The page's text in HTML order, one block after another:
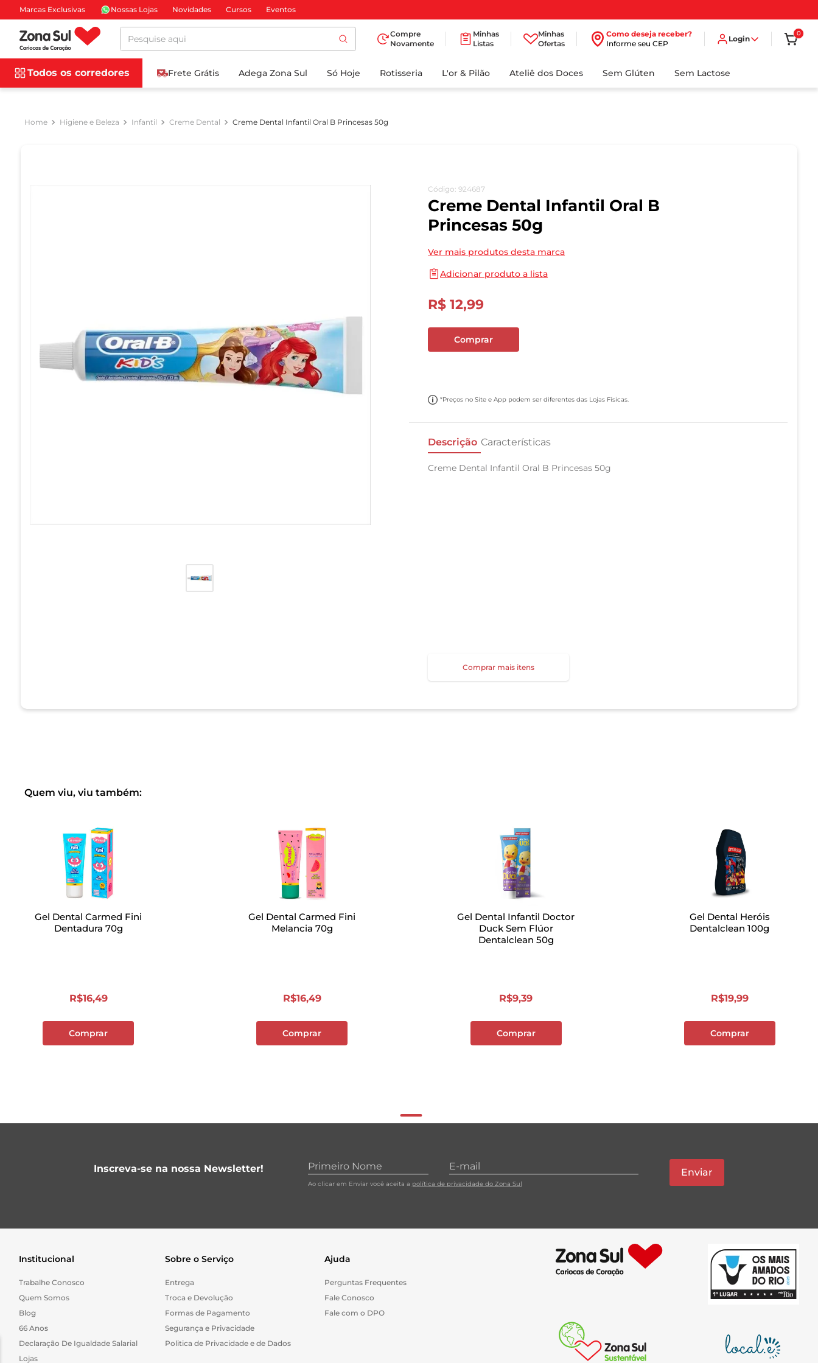
Marcas Exclusivas Nossas Lojas Novidades Cursos Eventos
Pesquise aqui
Compre
Novamente
Minhas
Listas
Minhas
Ofertas
Como deseja receber?
Informe seu CEP
Login
0
Todos os corredores Frete Grátis Adega Zona Sul Só Hoje Rotisseria L'or & Pilão Ateliê dos Doces Sem Glúten Sem Lactose
Higiene e Beleza Infantil Creme Dental Creme Dental Infantil Oral B Princesas 50g
Código:924687
Creme Dental Infantil Oral B
Princesas 50g
Ver mais produtos desta marca
Adicionar produto a lista
R$ 12,99
Comprar
*Preços no Site e App podem ser diferentes das Lojas Físicas.
Descrição Características
Creme Dental Infantil Oral B Princesas 50g
Comprar mais itens
Quem viu, viu também:
Gel Dental Carmed Fini
Dentadura 70g
R$16,49
Comprar
Gel Dental Carmed Fini
Melancia 70g
R$16,49
Comprar
Gel Dental Infantil Doctor
Duck Sem Flúor
Dentalclean 50g
R$9,39
Comprar
Gel Dental Heróis
Dentalclean 100g
R$19,99
Comprar
Inscreva-se na nossa Newsletter!
Ao clicar em Enviar você aceita a política de privacidade do Zona Sul
Enviar
Institucional
Trabalhe Conosco
Quem Somos
Blog
66 Anos
Declaração De Igualdade Salarial
Lojas
Sobre o Serviço
Entrega
Troca e Devolução
Formas de Pagamento
Segurança e Privacidade
Politica de Privacidade e de Dados
Ajuda
Perguntas Frequentes
Fale Conosco
Fale com o DPO
BUSCADOS